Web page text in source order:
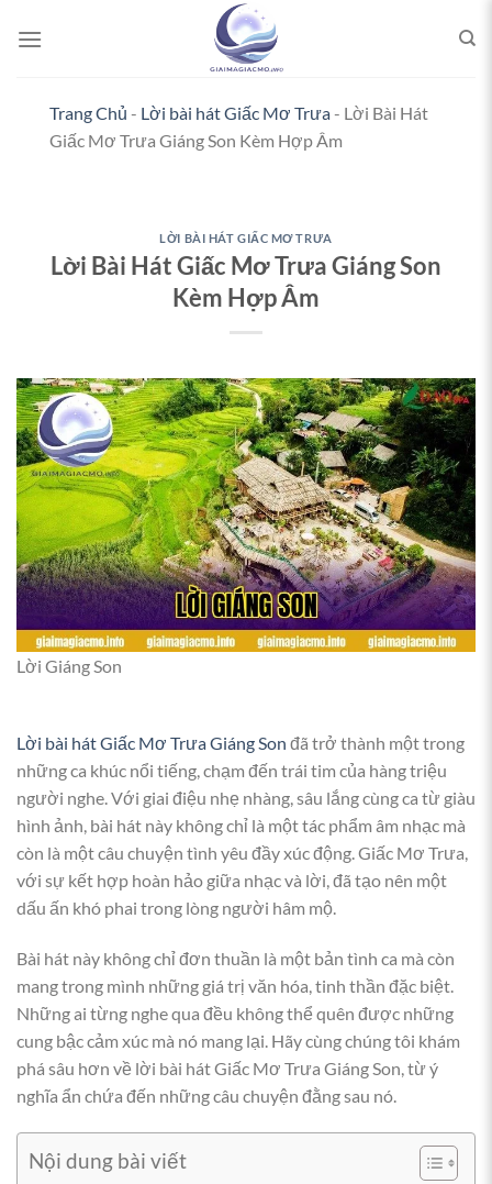
qua
Trang Chủ - Lời bài hát Giấc Mơ Trưa- Lời Bài Hát
Giấc Mơ Trưa Giáng Son Kèm Hợp Âm
LỜI BÀI HÁT GIẤC MƠ TRƯA
Lời Bài Hát Giấc Mơ Trưa Giáng Son
Kèm Hợp Âm
Lời Giáng Son
Lời bài hát Giấc Mơ Trưa Giáng Son đã trở thành một trong
những ca khúc nổi tiếng, chạm đến trái tim của hàng triệu
người nghe. Với giai điệu nhẹ nhàng, sâu lắng cùng ca từ giàu
hình ảnh, bài hát này không chỉ là một tác phẩm âm nhạc mà
còn là một câu chuyện tình yêu đầy xúc động. Giấc Mơ Trưa,
với sự kết hợp hoàn hảo giữa nhạc và lời, đã tạo nên một
dấu ấn khó phai trong lòng người hâm mộ.
Bài hát này không chỉ đơn thuần là một bản tình ca mà còn
mang trong mình những giá trị văn hóa, tinh thần đặc biệt.
Những ai từng nghe qua đều không thể quên được những
cung bậc cảm xúc mà nó mang lại. Hãy cùng chúng tôi khám
phá sâu hơn về lời bài hát Giấc Mơ Trưa Giáng Son, từ ý
nghĩa ẩn chứa đến những câu chuyện đằng sau nó.
Nội dung bài viết